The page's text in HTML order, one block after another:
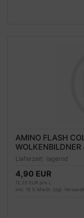
AMINO FLASH
Lieferzeit: lagernd
4,90 EUR
12,25 EUR pro L
inkl. 19 % MwSt. zzgl.